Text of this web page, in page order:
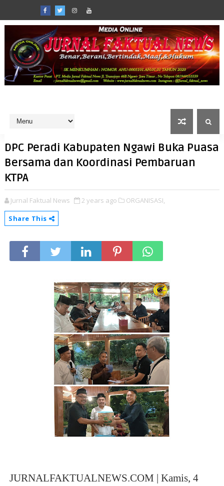
DPC Peradi Kabupaten Ngawi Buka Puasa
Bersama dan Koordinasi Pembaruan
KTPA
Jurnal Faktual News 2 years ago
ORGANISASI,
Share This
JURNALFAKTUALNEWS.COM | Kamis, 4